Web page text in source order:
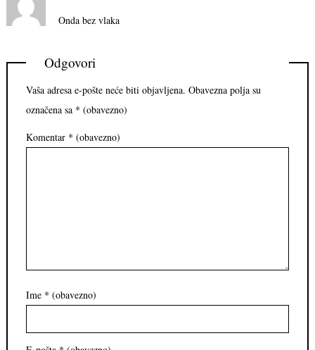
Onda bez vlaka
Odgovori
Vaša adresa e-pošte neće biti objavljena. Obavezna polja su
označena sa * (obavezno)
Komentar * (obavezno)
Ime * (obavezno)